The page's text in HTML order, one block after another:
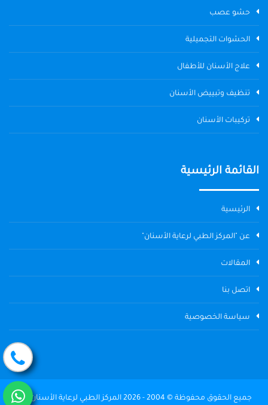
حشو عصب
الحشوات التجميلية
علاج الأسنان للأطفال
تنظيف وتبييض الأسنان
تركيبات الأسنان
القائمة الرئيسية
الرئيسية
عن "المركز الطبي لرعاية الأسنان"
المقالات
اتصل بنا
سياسة الخصوصية
جميع الحقوق محفوظة © 2004 - 2026 المركز الطبي لرعاية الأسنان The